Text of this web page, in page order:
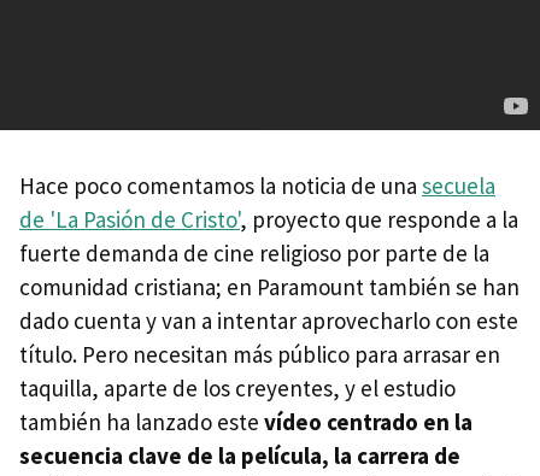
Hace poco comentamos la noticia de una secuela
de 'La Pasión de Cristo', proyecto que responde a la
fuerte demanda de cine religioso por parte de la
comunidad cristiana; en Paramount también se han
dado cuenta y van a intentar aprovecharlo con este
título. Pero necesitan más público para arrasar en
taquilla, aparte de los creyentes, y el estudio
también ha lanzado este vídeo centrado en la
secuencia clave de la película, la carrera de